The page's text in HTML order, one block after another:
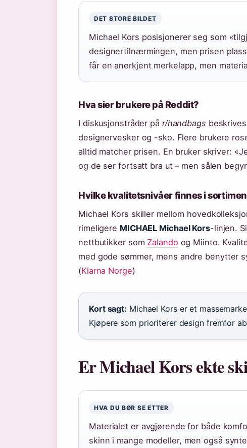
DET STORE BILDET
Michael Kors posisjonerer seg som
designertilnærmingen, men prisen
får en anerkjent merkelapp, men
Hva sier brukere på Reddit?
I diskusjonstråder på r/handbags
designervesker og -sko. Flere brukere
alltid matcher prisen. En bruker skriver:
og de ser fortsatt bra ut – men sålen
Hvilke kvalitetsnivåer finnes i
Michael Kors skiller mellom
rimeligere MICHAEL Michael Kors-linjen.
nettbutikker som Zalando og Miinto.
med gode sømmer, mens andre benytter
(Klarna Norge)
Kort sagt: Michael Kors er et
Kjøpere som prioriterer design fremfor
Er Michael Kors ekte
HVA DU BØR SE ETTER
Materialet er avgjørende for både
skinn i mange modeller, men også